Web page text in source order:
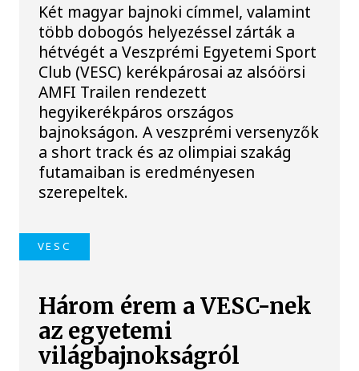
Két magyar bajnoki címmel, valamint
több dobogós helyezéssel zárták a
hétvégét a Veszprémi Egyetemi Sport
Club (VESC) kerékpárosai az alsóörsi
AMFI Trailen rendezett
hegyikerékpáros országos
bajnokságon. A veszprémi versenyzők
a short track és az olimpiai szakág
futamaiban is eredményesen
szerepeltek.
VESC
Három érem a VESC-nek
az egyetemi
világbajnokságról